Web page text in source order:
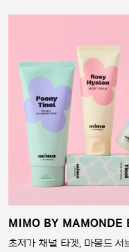
MIMO BY
초저가 채널 타겟, 마몽드 서